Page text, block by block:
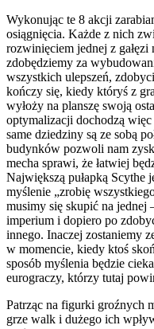
Wykonując te 8 akcji
osiągnięcia. Każde z nich
rozwinięciem jednej z
zdobędziemy za
wszystkich ulepszeń,
kończy się, kiedy któryś z
wyłoży na planszę swoją
optymalizacji dochodzą więc
same dziedziny są ze sobą
budynków pozwoli nam
mecha sprawi, że łatwiej
Największą pułapką Scythe
myślenie „zrobię
musimy się skupić na jednej
imperium i dopiero po
innego. Inaczej zostaniemy
w momencie, kiedy ktoś
sposób myślenia będzie
eurograczy, którzy tutaj
Patrząc na figurki groźnych
grze walk i dużego ich